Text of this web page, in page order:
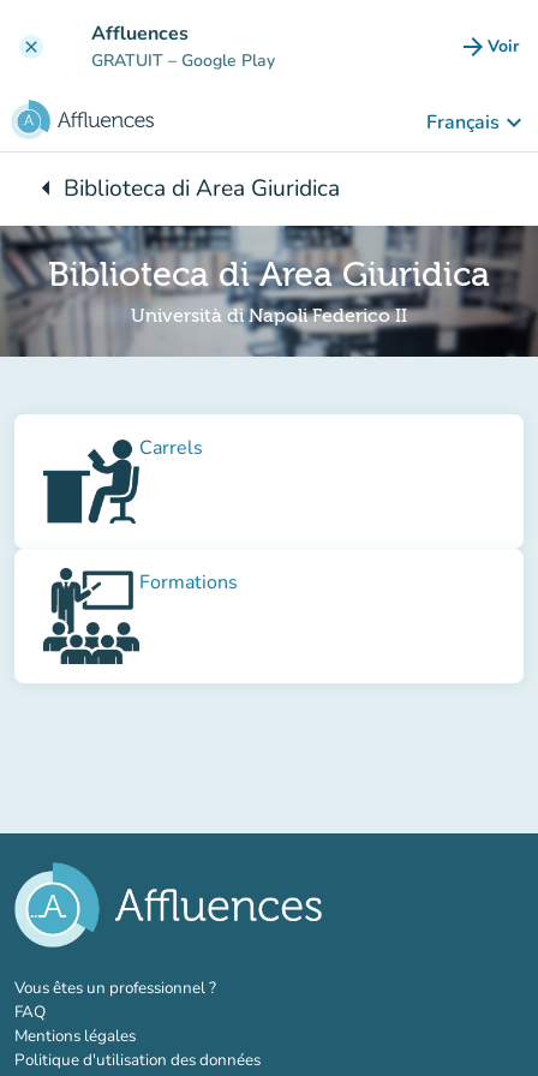
clear Affluences
GRATUIT – Google Play arrow_forward Voir
Français keyboard_arrow_down
arrow_leftRetour à :
Biblioteca di Area Giuridica
Biblioteca di Area Giuridica
Università di Napoli Federico II
Carrels
Formations
Vous êtes un professionnel ?(nouvel onglet)
FAQ
Mentions légales
Politique d'utilisation des données